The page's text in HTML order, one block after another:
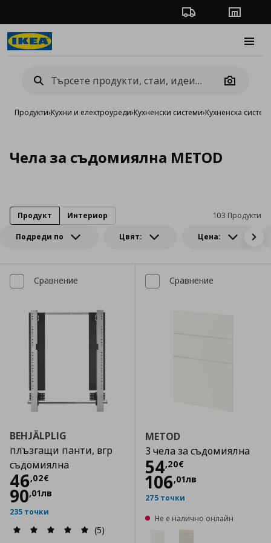
Проследяване на
Camera
Продукти›Кухни и електроуреди›Кухненски системи›Кухненска
Чела за съдомиялна METOD
Подреди по Цвят: Цена:
103 Продукти
Продукт Интериор
Сравнение
BEHJÄLPLIG
плъзгащи панти, вгр
съдомиялна
46,02€
Цена
90,01лв
235 точки
(5)
Сравнение
METOD
3 чела за съдомиялна
54,20€
Цена
106,01лв
275 точки
Не е налично онлайн